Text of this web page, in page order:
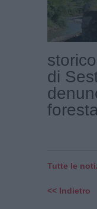
di
Tutte le
<< Indietro